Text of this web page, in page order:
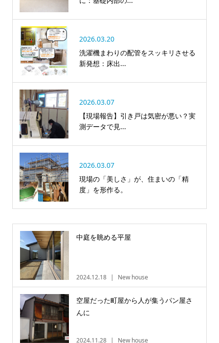
2026.03.20
洗濯機まわりの配管をスッキリさせる
新発想：床出...
2026.03.07
【現場報告】引き戸は気密が悪い？実
測データで見...
2026.03.07
現場の「美しさ」が、住まいの「精
度」を形作る。
中庭を眺める平屋
2024.12.18 New house
空屋だった町屋から人が集うパン屋さ
んに
2024.11.28 New house